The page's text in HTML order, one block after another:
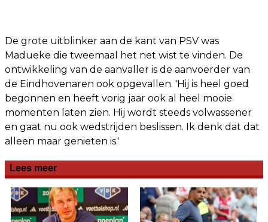
De grote uitblinker aan de kant van PSV was
Madueke die tweemaal het net wist te vinden. De
ontwikkeling van de aanvaller is de aanvoerder van
de Eindhovenaren ook opgevallen. 'Hij is heel goed
begonnen en heeft vorig jaar ook al heel mooie
momenten laten zien. Hij wordt steeds volwassener
en gaat nu ook wedstrijden beslissen. Ik denk dat dat
alleen maar genieten is.'